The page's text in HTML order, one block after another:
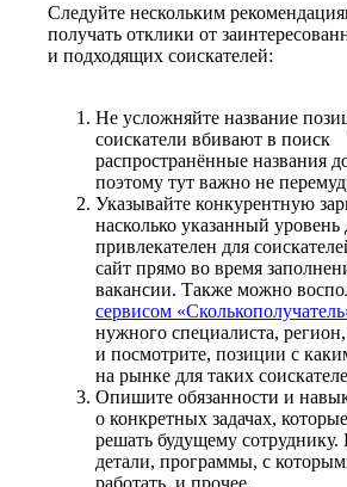
Следуйте нескольким
получать отклики от
и подходящих соискателей:
Не усложняйте название
соискатели вбивают в поиск
распространённые названия
поэтому тут важно не
Указывайте конкурентную
насколько указанный уровень
привлекателен для
сайт прямо во время
вакансии. Также можно
сервисом
нужного специалиста,
и посмотрите, позиции с
на рынке для таких
Опишите обязанности и
о конкретных задачах,
решать будущему
детали, программы, с
работать, и прочее.